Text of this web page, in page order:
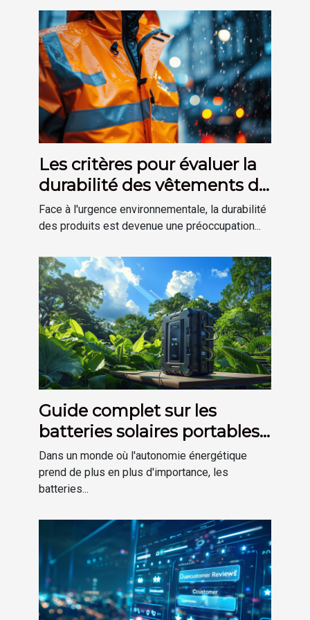
Les critères pour évaluer la
durabilité des vêtements de
pluie professionnels
Face à l'urgence environnementale, la durabilité
des produits est devenue une préoccupation...
Guide complet sur les
batteries solaires portables
pour débutants
Dans un monde où l'autonomie énergétique
prend de plus en plus d'importance, les
batteries...